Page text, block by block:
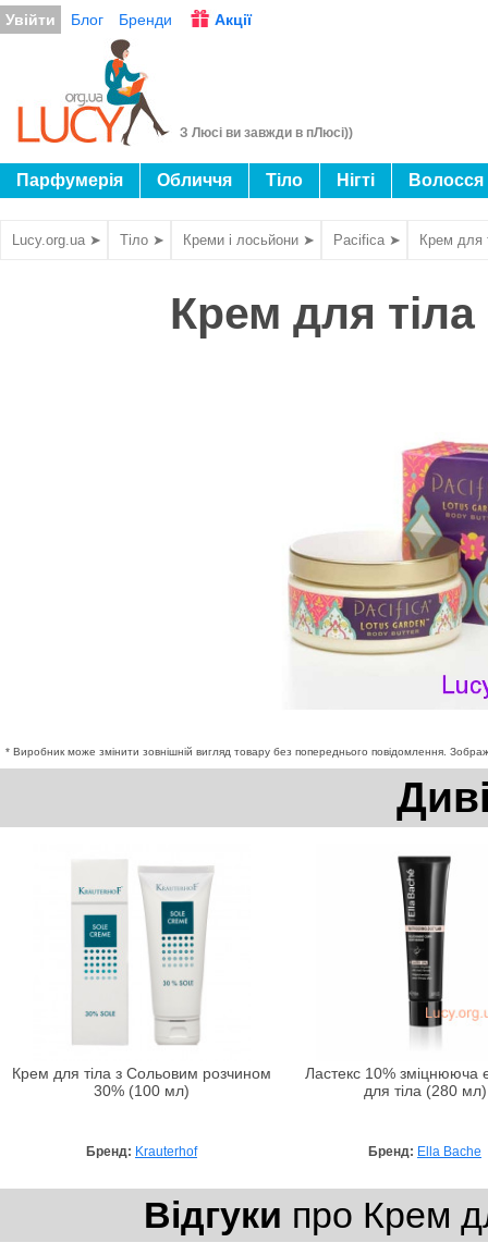
Увійти Блог Бренди Акції
З Люсі ви завжди в пЛюсі))
Парфумерія Обличчя Тіло Нігті Волосся
Lucy.org.ua ➤ Тіло ➤ Креми і лосьйони ➤ Pacifica ➤ Крем для
Крем для
* Виробник може змінити зовнішній вигляд товару без попереднього повідомлення.
Крем для тіла з Сольовим розчином
30% (100 мл)
Бренд: Krauterhof
Ластекс 10% зміцнююча
для тіла (280 мл)
Бренд: Ella Bache
Відгуки про Крем